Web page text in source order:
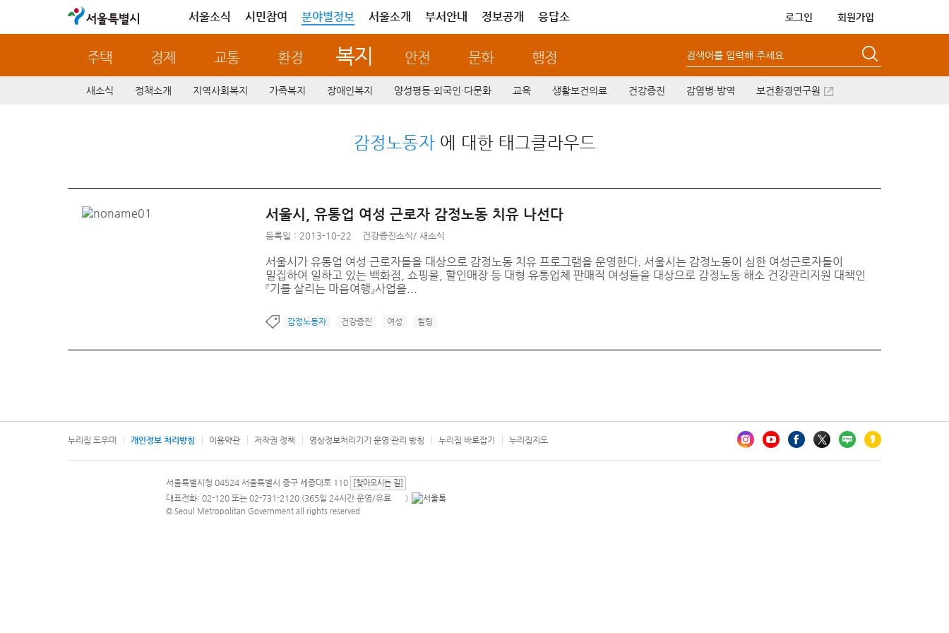
서울특별시 서울소식 시민참여 분야별정보 서울소개 부서안내 정보공개 응답소 로그인 회원가입
주택 경제 교통 환경 복지 안전 문화 행정 검색어를 입력해 주세요
새소식 정책소개 지역사회복지 가족복지 장애인복지 양성평등·외국인·다문화 교육 생활보건의료 건강증진 감염병·방역 보건환경연구원
감정노동자에 대한 태그클라우드
서울시, 유통업 여성 근로자 감정노동 치유 나선다
등록일 : 2013-10-22 건강증진소식/ 새소식
서울시가 유통업 여성 근로자들을 대상으로 감정노동 치유 프로그램을 운영한다. 서울시는 감정노동이 심한 여성근로자들이
밀집하여 일하고 있는 백화점, 쇼핑몰, 할인매장 등 대형 유통업체 판매직 여성들을 대상으로 감정노동 해소 건강관리지원 대책인
『기를 살리는 마음여행』사업을...
감정노동자 건강증진 여성 힐링
누리집 도우미 개인정보 처리방침 이용약관 저작권 정책 영상정보처리기기 운영·관리 방침 누리집 바로잡기 누리집지도
문의 전화번호 120, 120 다산콜재단
서울특별시청 04524 서울특별시 중구 세종대로 110 [찾아오시는 길]
대표전화: 02-120 또는 02-731-2120 (365일 24시간 운영/유료 안내팝업 열기
)
© Seoul Metropolitan Government all rights reserved